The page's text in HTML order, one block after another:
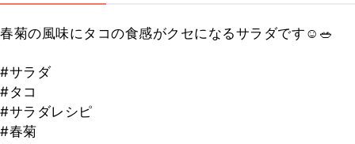
春菊の風味にタコの食感がクセになるサラダです☺️🥗
#サラダ
#タコ
#サラダレシピ
#春菊